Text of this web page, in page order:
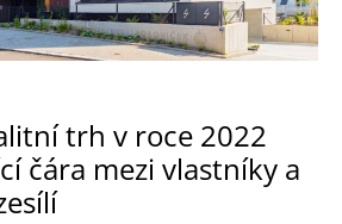
trh v roce 2022
čára mezi vlastníky a